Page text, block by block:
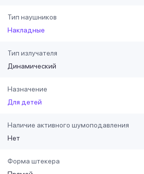
Тип наушников
Накладные
Тип излучателя
Динамический
Назначение
Для детей
Наличие активного шумоподавления
Нет
Форма штекера